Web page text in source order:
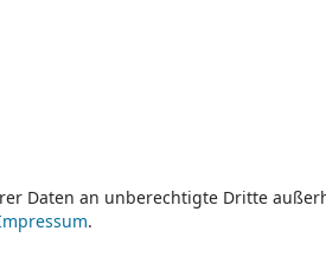
Daten an unberechtigte Dritte
.